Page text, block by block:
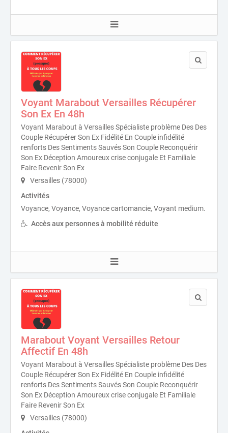
Voyant Marabout Versailles Récupérer
Son Ex En 48h
Voyant Marabout à Versailles Spécialiste problème Des Des
Couple Récupérer Son Ex Fidélité En Couple infidélité
renforts Des Sentiments Sauvés Son Couple Reconquérir
Son Ex Déception Amoureux crise conjugale Et Familiale
Faire Revenir Son Ex
Versailles (78000)
Activités
Voyance, Voyance, Voyance cartomancie, Voyant medium.
Accès aux personnes à mobilité réduite
Marabout Voyant Versailles Retour
Affectif En 48h
Voyant Marabout à Versailles Spécialiste problème Des Des
Couple Récupérer Son Ex Fidélité En Couple infidélité
renforts Des Sentiments Sauvés Son Couple Reconquérir
Son Ex Déception Amoureux crise conjugale Et Familiale
Faire Revenir Son Ex
Versailles (78000)